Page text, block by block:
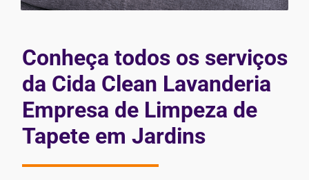
Conheça todos os serviços
da Cida Clean Lavanderia
Empresa de Limpeza de
Tapete em Jardins